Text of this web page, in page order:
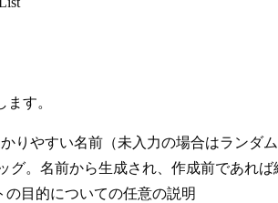
す。
りやすい名前（未入力の場合はランダ
グ。名前から生成され、作成前であれば
の目的についての任意の説明